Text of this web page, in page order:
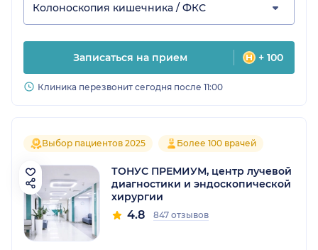
Колоноскопия кишечника / ФКС
Записаться на прием + 100
Клиника перезвонит сегодня после 11:00
Выбор пациентов 2025 Более 100 врачей
ТОНУС ПРЕМИУМ, центр лучевой
диагностики и эндоскопической
хирургии
4.8 847 отзывов